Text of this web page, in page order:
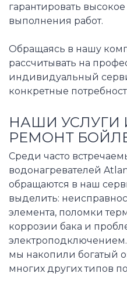
гарантировать
выполнения работ.
Обращаясь в нашу
рассчитывать на
индивидуальный
конкретные
НАШИ УСЛУГИ
РЕМОНТ
Среди часто
водонагревателей
обращаются в наш
выделить:
элемента, поломки
коррозии бака и
мы накопили богатый
многих других типов